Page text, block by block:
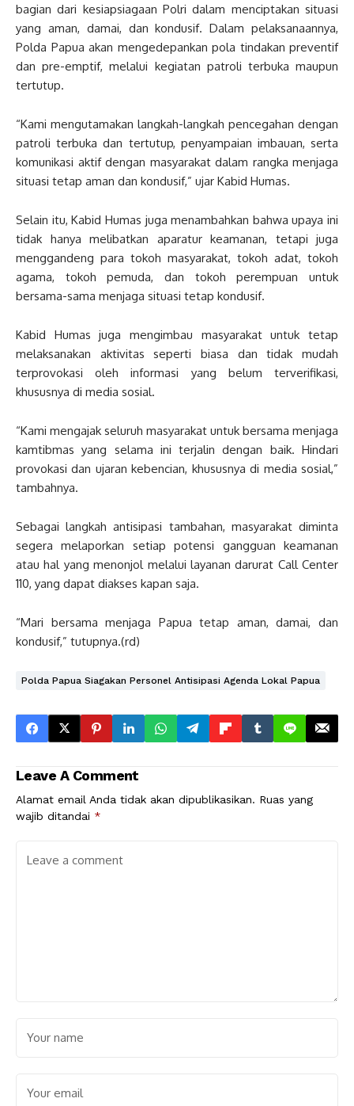
bagian dari kesiapsiagaan Polri dalam menciptakan situasi
yang aman, damai, dan kondusif. Dalam pelaksanaannya,
Polda Papua akan mengedepankan pola tindakan preventif
dan pre-emptif, melalui kegiatan patroli terbuka maupun
tertutup.
“Kami mengutamakan langkah-langkah pencegahan dengan
patroli terbuka dan tertutup, penyampaian imbauan, serta
komunikasi aktif dengan masyarakat dalam rangka menjaga
situasi tetap aman dan kondusif,” ujar Kabid Humas.
Selain itu, Kabid Humas juga menambahkan bahwa upaya ini
tidak hanya melibatkan aparatur keamanan, tetapi juga
menggandeng para tokoh masyarakat, tokoh adat, tokoh
agama, tokoh pemuda, dan tokoh perempuan untuk
bersama-sama menjaga situasi tetap kondusif.
Kabid Humas juga mengimbau masyarakat untuk tetap
melaksanakan aktivitas seperti biasa dan tidak mudah
terprovokasi oleh informasi yang belum terverifikasi,
khususnya di media sosial.
“Kami mengajak seluruh masyarakat untuk bersama menjaga
kamtibmas yang selama ini terjalin dengan baik. Hindari
provokasi dan ujaran kebencian, khususnya di media sosial,”
tambahnya.
Sebagai langkah antisipasi tambahan, masyarakat diminta
segera melaporkan setiap potensi gangguan keamanan
atau hal yang menonjol melalui layanan darurat Call Center
110, yang dapat diakses kapan saja.
“Mari bersama menjaga Papua tetap aman, damai, dan
kondusif,” tutupnya.(rd)
Polda Papua Siagakan Personel Antisipasi Agenda Lokal Papua
Leave A Comment
Alamat email Anda tidak akan dipublikasikan. Ruas yang
wajib ditandai *